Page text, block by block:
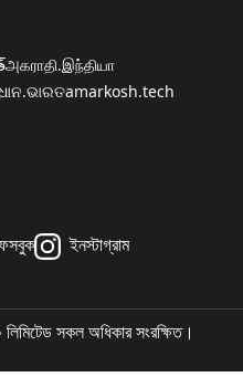
அகராதி.இந்தியா
amarkosh.tech
ইনস্টাগ্রাম
সকল অধিকার সংরক্ষিত।